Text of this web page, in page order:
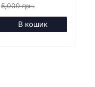
5,000 грн.
В кошик